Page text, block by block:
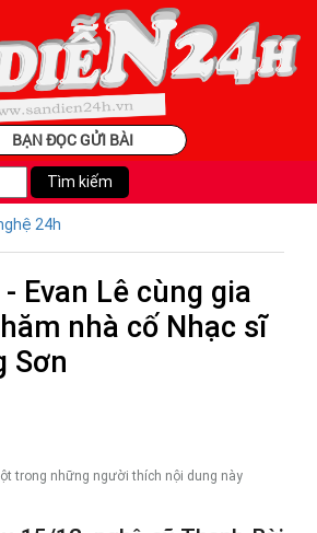
BẠN ĐỌC GỬI BÀI
24h
Evan Lê cùng gia
nhà cố Nhạc sĩ
Sơn
trong những người thích nội dung này